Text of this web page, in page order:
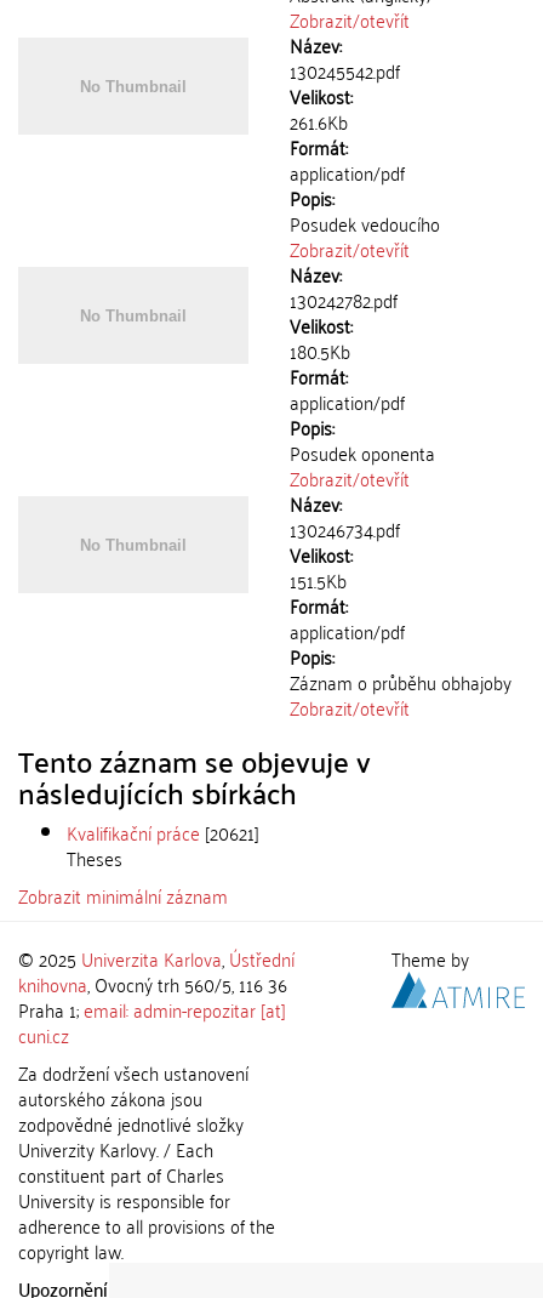
Zobrazit/otevřít
Název:
130245542.pdf
Velikost:
261.6Kb
Formát:
application/pdf
Popis:
Posudek vedoucího
Zobrazit/otevřít
Název:
130242782.pdf
Velikost:
180.5Kb
Formát:
application/pdf
Popis:
Posudek oponenta
Zobrazit/otevřít
Název:
130246734.pdf
Velikost:
151.5Kb
Formát:
application/pdf
Popis:
Záznam o průběhu obhajoby
Zobrazit/otevřít
Tento záznam se objevuje v
následujících sbírkách
Kvalifikační práce [20621]
Theses
Zobrazit minimální záznam
© 2025 Univerzita Karlova,Ústřední
knihovna, Ovocný trh 560/5, 116 36
Praha 1;email: admin-repozitar [at]
cuni.cz
Za dodržení všech ustanovení
autorského zákona jsou
zodpovědné jednotlivé složky
Univerzity Karlovy. / Each
constituent part of Charles
University is responsible for
adherence to all provisions of the
copyright law.
Upozornění / Notice:
Theme by